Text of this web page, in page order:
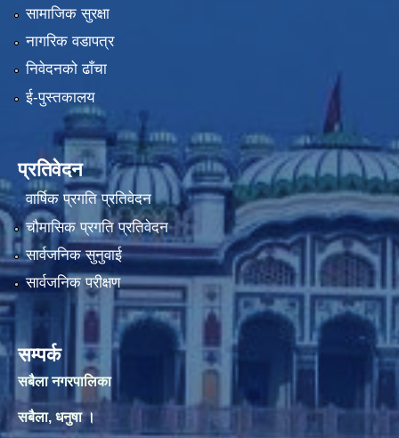
सामाजिक सुरक्षा
नागरिक वडापत्र
निवेदनको ढाँचा
ई-पुस्तकालय
प्रतिवेदन
वार्षिक प्रगति प्रतिवेदन
चौमासिक प्रगति प्रतिवेदन
सार्वजनिक सुनुवाई
सार्वजनिक परीक्षण
सम्पर्क
सबैला नगरपालिका
सबैला, धनुषा ।